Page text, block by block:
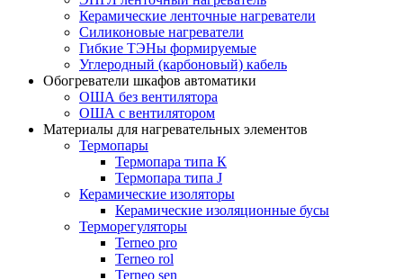
Керамические ленточные нагреватели
Силиконовые нагреватели
Гибкие ТЭНы формируемые
Углеродный (карбоновый) кабель
Обогреватели шкафов автоматики
ОША без вентилятора
ОША с вентилятором
Материалы для нагревательных элементов
Термопары
Термопара типа К
Термопара типа J
Керамические изоляторы
Керамические изоляционные бусы
Терморегуляторы
Terneo pro
Terneo rol
Terneo sen